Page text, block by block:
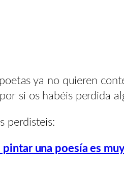
ya no quieren
si os habéis perdida
perdisteis:
una poesía es